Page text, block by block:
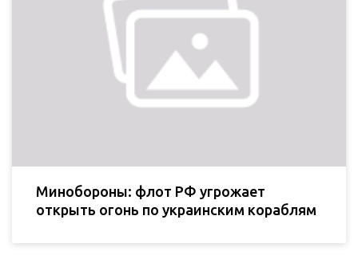
Минобороны: флот РФ угрожает
открыть огонь по украинским кораблям